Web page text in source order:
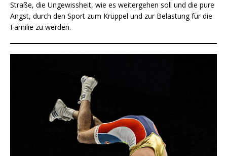
Straße, die Ungewissheit, wie es weitergehen soll und die pure
Angst, durch den Sport zum Krüppel und zur Belastung für die
Familie zu werden.